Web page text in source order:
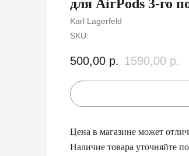
для AirPods 3-го
Karl Lagerfeld
SKU:
500,00 р. 1590,00 р.
Цена в магазине может
Наличие товара уточняйте